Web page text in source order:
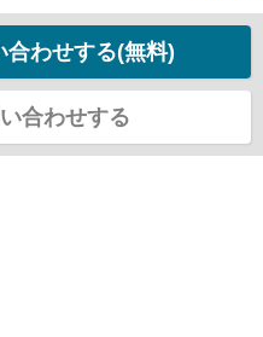
合わせする(無料)
合わせする